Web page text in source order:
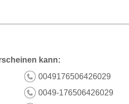
kann:
0049176506426029
0049-176506426029